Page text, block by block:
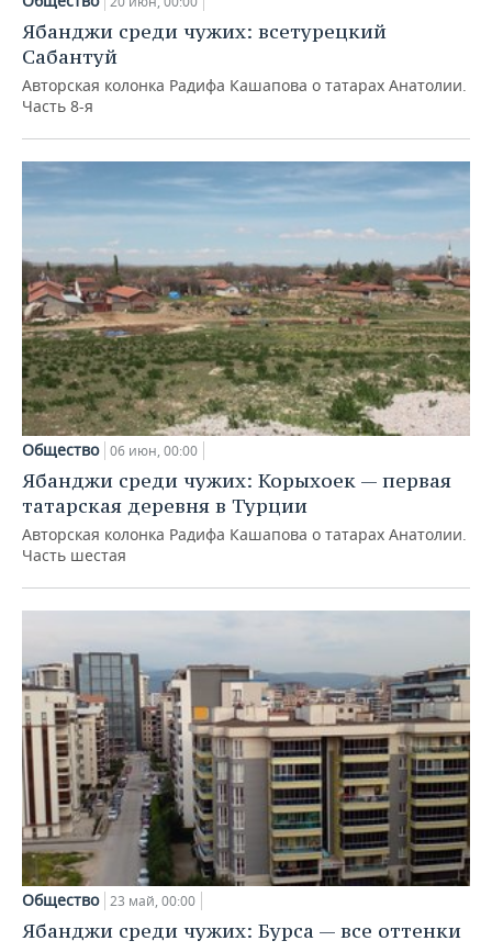
Ябанджи среди чужих: всетурецкий
Сабантуй
Авторская колонка Радифа Кашапова о татарах Анатолии.
Часть 8-я
Общество 06 июн, 00:00
Ябанджи среди чужих: Корыхоек — первая
татарская деревня в Турции
Авторская колонка Радифа Кашапова о татарах Анатолии.
Часть шестая
Общество 23 май, 00:00
Ябанджи среди чужих: Бурса — все оттенки